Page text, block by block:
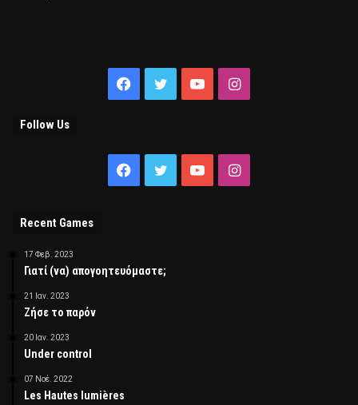
Facebook
TwitterYouTubeInstagram
Follow Us
Facebook
TwitterYouTubeInstagram
Recent Games
17 Φεβ. 2023
Γιατί (να) απογοητευόμαστε;
21 Ιαν. 2023
Ζήσε το παρόν
20 Ιαν. 2023
Under control
07 Νοέ. 2022
Les Hautes lumières